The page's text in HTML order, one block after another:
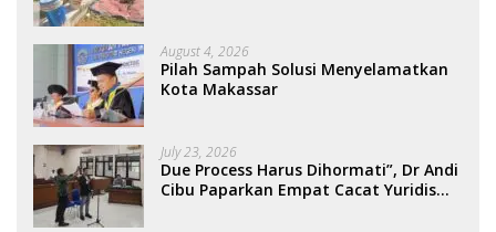
August 4, 2026
Pilah Sampah Solusi Menyelamatkan
Kota Makassar
July 23, 2026
Due Process Harus Dihormati”, Dr Andi
Cibu Paparkan Empat Cacat Yuridis